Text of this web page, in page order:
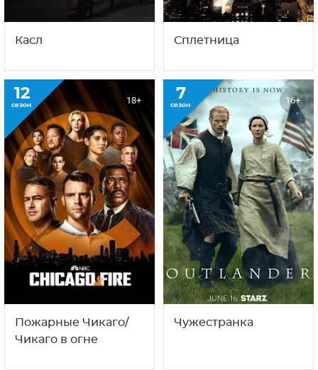
Касл Сплетница
12
сезон 18+
Пожарные Чикаго/
Чикаго в огне
7
сезон 16+
Чужестранка